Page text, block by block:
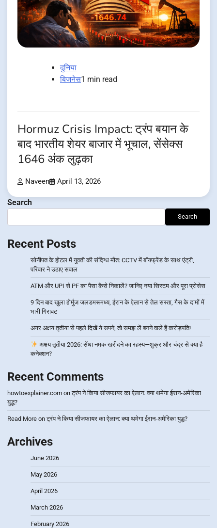
दुनिया
बिजनेस1 min read
Hormuz Crisis Impact: ट्रंप बयान के
बाद भारतीय शेयर बाजार में भूचाल, सेंसेक्स
1646 अंक लुढ़का
Naveen April 13, 2026
Search
Search
Recent Posts
सोनीपत के होटल में युवती की संदिग्ध मौत: CCTV में बॉयफ्रेंड के साथ एंट्री,
परिवार ने उठाए सवाल
ATM और UPI से PF का पैसा कैसे निकालें? जानिए नया सिस्टम और पूरा प्रोसेस
9 दिन बाद खुला होर्मुज जलडमरूमध्य, ईरान के ऐलान से तेल सस्ता, गैस के दामों में
भारी गिरावट
अगर अक्षय तृतीया से पहले दिखें ये सपने, तो समझ लें बनने वाले हैं करोड़पति!
अक्षय तृतीया 2026: सेंधा नमक खरीदने का रहस्य—शुक्र और चंद्र से क्या है
कनेक्शन?
Recent Comments
howtoexplainer.com onट्रंप ने किया सीजफायर का ऐलान: क्या थमेगा ईरान-अमेरिका
युद्ध?
Read More onट्रंप ने किया सीजफायर का ऐलान: क्या थमेगा ईरान-अमेरिका युद्ध?
Archives
June 2026
May 2026
April 2026
March 2026
February 2026